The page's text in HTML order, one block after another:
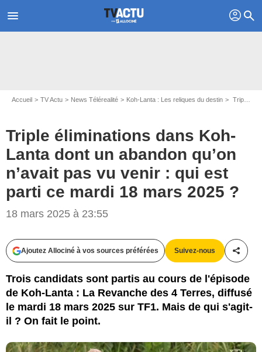
menu profil search
Accueil TV Actu News Télérealité Koh-Lanta : Les reliques du destin Triple éliminations dans Koh-Lanta dont un abandon qu’on n’avait pas vu venir : qui est parti ce mardi 18 mars 2025 ?
Triple éliminations dans Koh-
Lanta dont un abandon qu’on
n’avait pas vu venir : qui est
parti ce mardi 18 mars 2025 ?
18 mars 2025 à 23:55
Ajoutez Allociné à vos sources préférées Suivez-nous
Trois candidats sont partis au cours de l'épisode
de Koh-Lanta : La Revanche des 4 Terres, diffusé
le mardi 18 mars 2025 sur TF1. Mais de qui s'agit-
il ? On fait le point.